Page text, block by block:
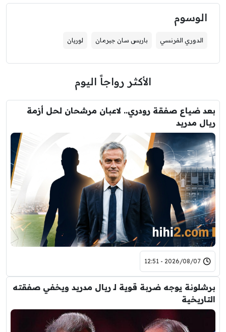
الوسوم
الدوري الفرنسي باريس سان جيرمان لوريان
الأكثر رواجاً اليوم
بعد ضياع صفقة رودري.. لاعبان مرشحان لحل أزمة
ريال مدريد
2026/08/07 - 12:51
برشلونة يوجه ضربة قوية لـ ريال مدريد ويخفي صفقته
التاريخية